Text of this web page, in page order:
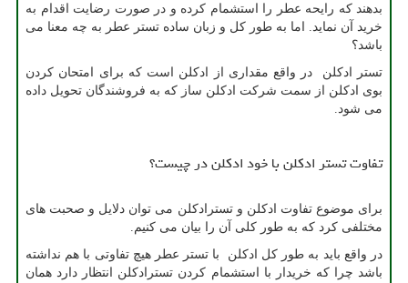
بدهند که رایحه عطر را استشمام کرده و در صورت رضایت اقدام به
خرید آن نماید. اما به طور کل و زبان ساده تستر عطر به چه معنا می
باشد؟
تستر ادکلن در واقع مقداری از ادکلن است که برای امتحان کردن
بوی ادکلن از سمت شرکت ادکلن ساز که به فروشندگان تحویل داده
می شود.
تفاوت تستر ادکلن با خود ادکلن در چیست؟
برای موضوع تفاوت ادکلن و تسترادکلن می توان دلایل و صحبت های
مختلفی کرد که به طور کلی آن را بیان می کنیم.
در واقع باید به طور کل ادکلن با تستر عطر هیچ تفاوتی با هم نداشته
باشد چرا که خریدار با استشمام کردن تسترادکلن انتظار دارد همان